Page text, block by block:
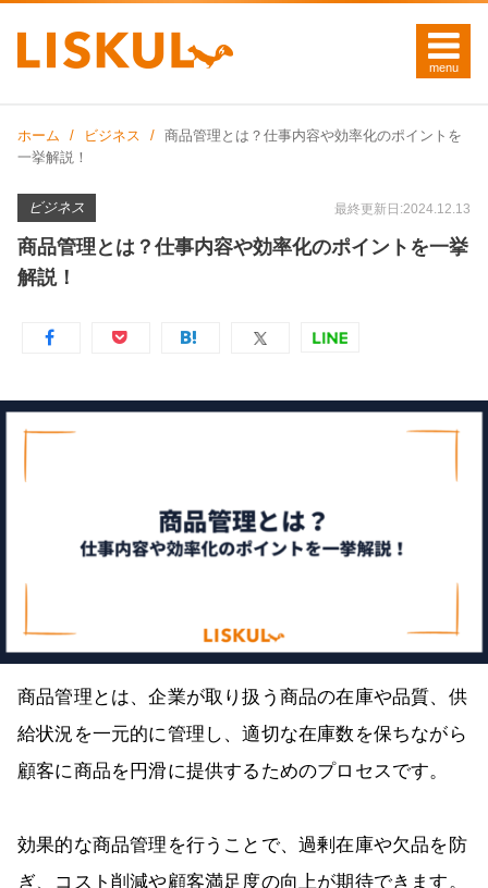
ホーム ビジネス
商品管理とは？仕事内容や効率化のポイントを
一挙解説！
ビジネス 最終更新日:2024.12.13
商品管理とは？仕事内容や効率化のポイントを一挙
解説！
商品管理とは、企業が取り扱う商品の在庫や品質、供
給状況を一元的に管理し、適切な在庫数を保ちながら
顧客に商品を円滑に提供するためのプロセスです。
効果的な商品管理を行うことで、過剰在庫や欠品を防
ぎ、コスト削減や顧客満足度の向上が期待できます。